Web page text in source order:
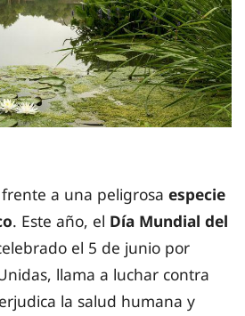
a una peligrosa especie
. Este año, el Día Mundial del
el 5 de junio por
llama a luchar contra
la salud humana y